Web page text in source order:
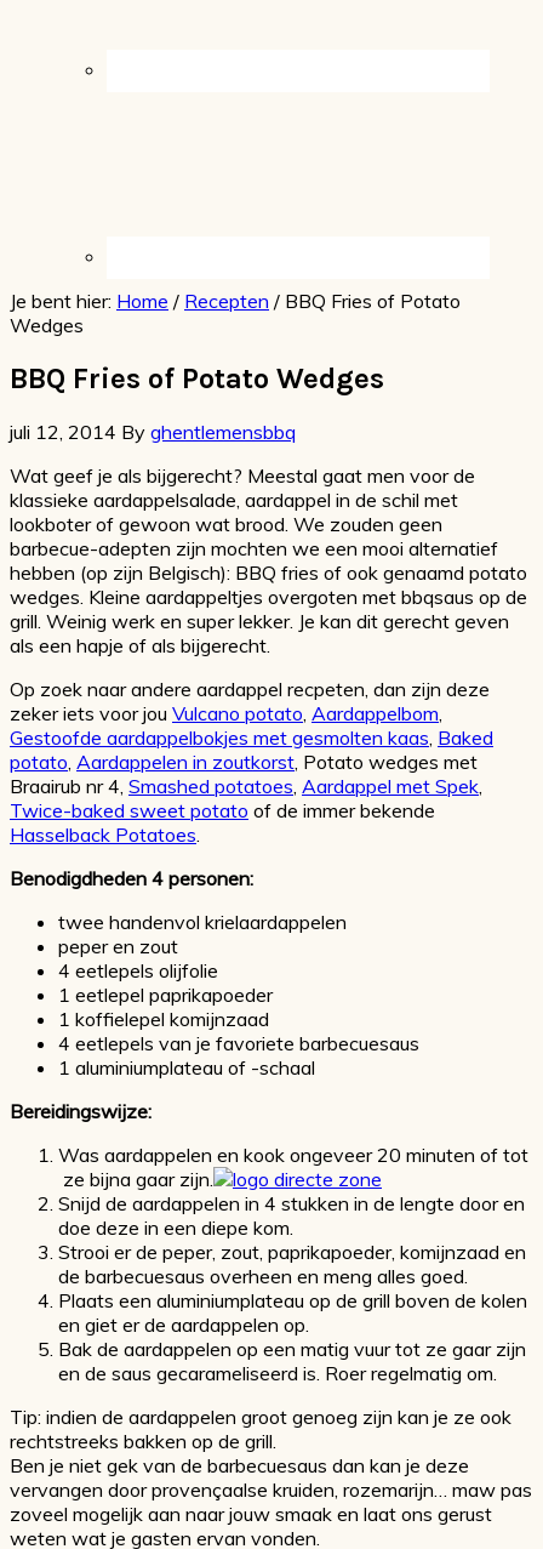
Je bent hier: Home / Recepten / BBQ Fries of Potato
Wedges
BBQ Fries of Potato Wedges
juli 12, 2014 By ghentlemensbbq
Wat geef je als bijgerecht? Meestal gaat men voor de
klassieke aardappelsalade, aardappel in de schil met
lookboter of gewoon wat brood. We zouden geen
barbecue-adepten zijn mochten we een mooi alternatief
hebben (op zijn Belgisch): BBQ fries of ook genaamd potato
wedges. Kleine aardappeltjes overgoten met bbqsaus op de
grill. Weinig werk en super lekker. Je kan dit gerecht geven
als een hapje of als bijgerecht.
Op zoek naar andere aardappel recpeten, dan zijn deze
zeker iets voor jou Vulcano potato Aardappelbom
Gestoofde aardappelbokjes met gesmolten kaas Baked
potato Aardappelen in zoutkorst , Potato wedges met
Braairub nr 4, Smashed potatoes Aardappel met Spek
Twice-baked sweet potato of de immer bekende
Hasselback Potatoes
Benodigdheden 4 personen:
twee handenvol krielaardappelen
peper en zout
4 eetlepels olijfolie
1 eetlepel paprikapoeder
1 koffielepel komijnzaad
4 eetlepels van je favoriete barbecuesaus
1 aluminiumplateau of -schaal
Bereidingswijze:
Was aardappelen en kook ongeveer 20 minuten of tot
ze bijna gaar zijn.
Snijd de aardappelen in 4 stukken in de lengte door en
doe deze in een diepe kom.
Strooi er de peper, zout, paprikapoeder, komijnzaad en
de barbecuesaus overheen en meng alles goed.
Plaats een aluminiumplateau op de grill boven de kolen
en giet er de aardappelen op.
Bak de aardappelen op een matig vuur tot ze gaar zijn
en de saus gecarameliseerd is. Roer regelmatig om.
Tip: indien de aardappelen groot genoeg zijn kan je ze ook
rechtstreeks bakken op de grill.
Ben je niet gek van de barbecuesaus dan kan je deze
vervangen door provençaalse kruiden, rozemarijn… maw pas
zoveel mogelijk aan naar jouw smaak en laat ons gerust
weten wat je gasten ervan vonden.